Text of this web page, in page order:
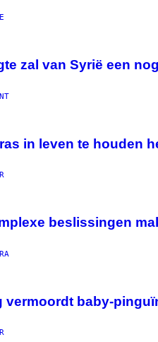
zal van Syrië een
in leven te houden
beslissingen
vermoordt baby-